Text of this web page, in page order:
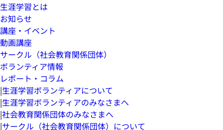
生涯学習とは
お知らせ
講座・イベント
動画講座
サークル（社会教育関係団体）
ボランティア情報
レポート・コラム
|生涯学習ボランティアについて
|生涯学習ボランティアのみなさまへ
|社会教育関係団体のみなさまへ
|サークル（社会教育関係団体）について